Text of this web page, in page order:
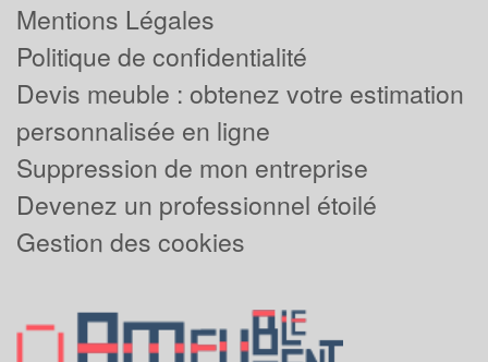
Mentions Légales
Politique de confidentialité
Devis meuble : obtenez votre estimation
personnalisée en ligne
Suppression de mon entreprise
Devenez un professionnel étoilé
Gestion des cookies